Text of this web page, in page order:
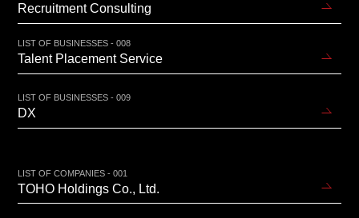
Recruitment Consulting
LIST OF BUSINESSES - 008
Talent Placement Service
LIST OF BUSINESSES - 009
DX
LIST OF COMPANIES - 001
TOHO Holdings Co., Ltd.